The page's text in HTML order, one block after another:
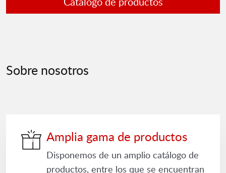
Sobre nosotros
Amplia gama de productos
Disponemos de un amplio catálogo de
productos, entre los que se encuentran